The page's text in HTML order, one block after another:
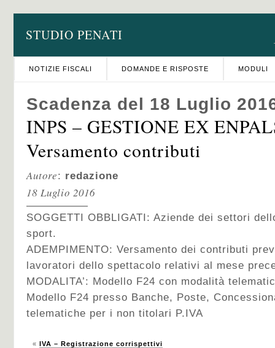
STUDIO PENATI
NOTIZIE FISCALI DOMANDE E RISPOSTE MODULI
Scadenza del 18 Luglio
INPS – GESTIONE EX
Versamento contributi
Autore: redazione
18 Luglio 2016
SOGGETTI OBBLIGATI: Aziende dei settori
sport.
ADEMPIMENTO: Versamento dei contributi
lavoratori dello spettacolo relativi al mese
MODALITA’: Modello F24 con modalità
Modello F24 presso Banche, Poste,
telematiche per i non titolari P.IVA
« IVA – Registrazione corrispettivi